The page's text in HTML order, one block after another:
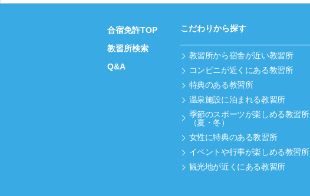
合宿免許TOP
教習所検索
Q&A
こだわりから探す
教習所から宿舎が近い教習所
コンビニが近くにある教習所
特典のある教習所
温泉施設に泊まれる教習所
季節のスポーツが楽しめる教習所
（夏・冬）
女性に特典のある教習所
イベントや行事が楽しめる教習所
観光地が近くにある教習所